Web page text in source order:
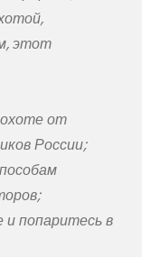
этот
охоте от
России;
попаритесь в